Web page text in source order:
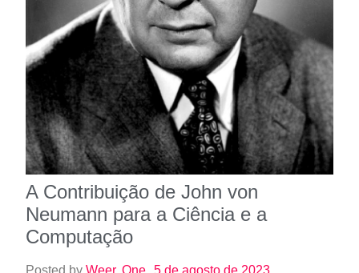
A Contribuição de John von
Neumann para a Ciência e a
Computação
Posted by Weer. One 5 de agosto de 2023